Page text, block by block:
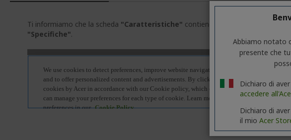
Ti informiamo che la scheda "Caratteristiche" contiene informazioni generali
"Specifiche".
Abbiamo notato
presente che
Dichiaro di
accedere
Dichiaro di
il mio Acer